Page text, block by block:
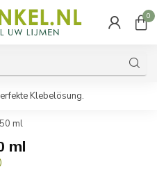
0
Klebelösung.
ml
ml